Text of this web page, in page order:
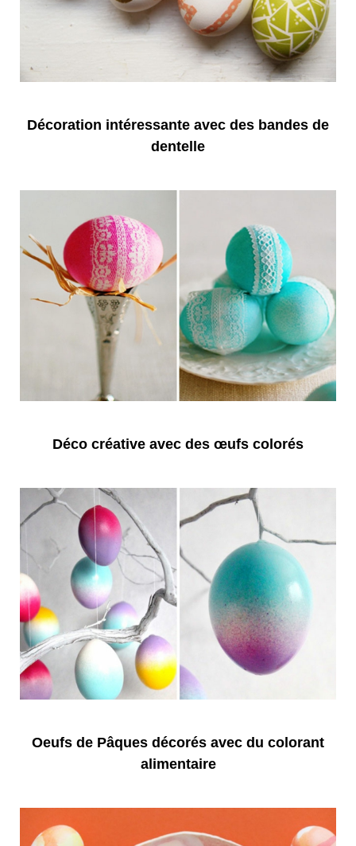
Décoration intéressante avec des bandes de
dentelle
Déco créative avec des œufs colorés
Oeufs de Pâques décorés avec du colorant
alimentaire